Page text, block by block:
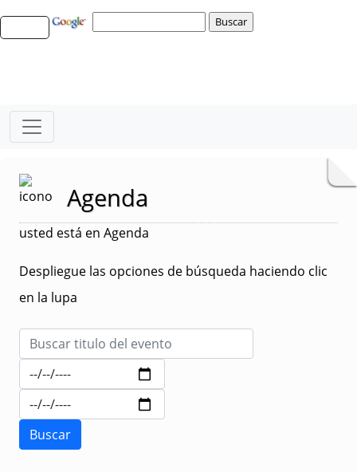
Agenda
usted está en Agenda
Despliegue las opciones de búsqueda haciendo clic
en la lupa